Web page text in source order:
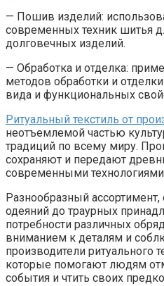
— Пошив изделий:
современных техник шитья
долговечных изделий.
— Обработка и отделка:
методов обработки и
вида и функциональных
Ритуальный текстиль от
неотъемлемой частью
традиций по всему миру.
сохраняют и передают
современными
Разнообразный
одеяний до траурных
потребности различных
вниманием к деталям и
производители ритуального
которые помогают людям
события и чтить своих